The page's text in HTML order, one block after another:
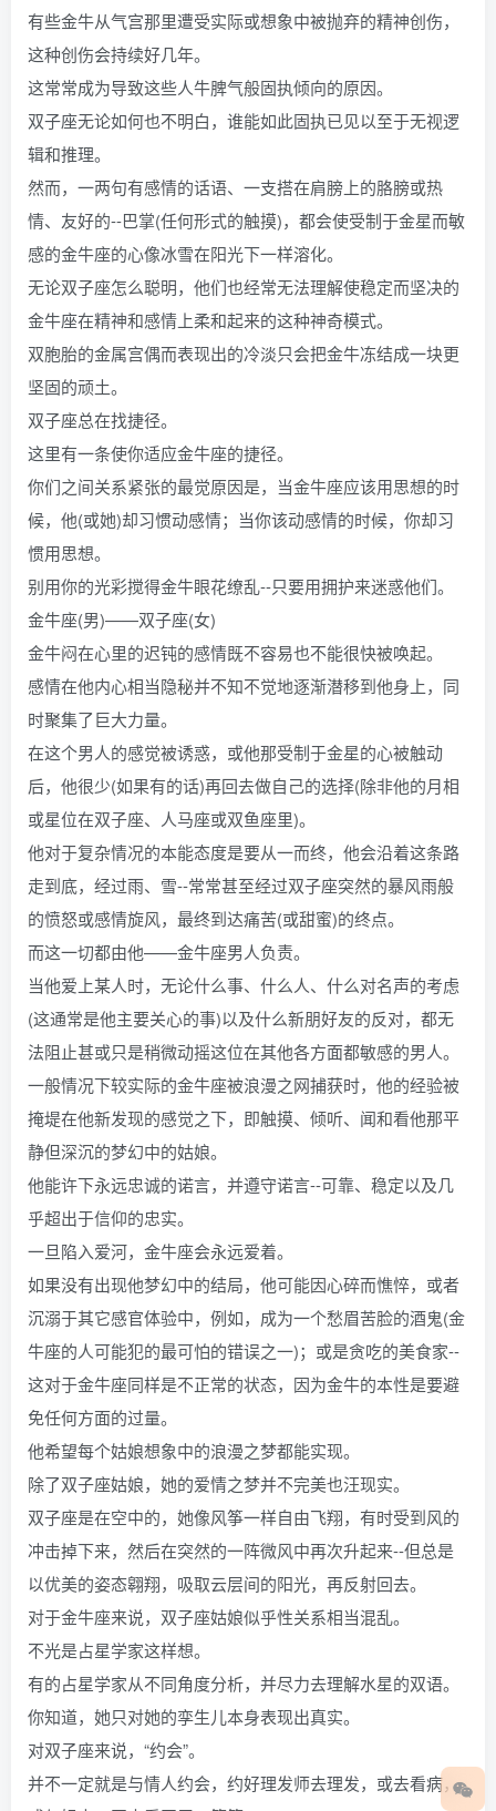
有些金牛从气宫那里遭受实际或想象中被抛弃的精神创伤，
这种创伤会持续好几年。
这常常成为导致这些人牛脾气般固执倾向的原因。
双子座无论如何也不明白，谁能如此固执已见以至于无视逻
辑和推理。
然而，一两句有感情的话语、一支搭在肩膀上的胳膀或热
情、友好的--巴掌(任何形式的触摸)，都会使受制于金星而敏
感的金牛座的心像冰雪在阳光下一样溶化。
无论双子座怎么聪明，他们也经常无法理解使稳定而坚决的
金牛座在精神和感情上柔和起来的这种神奇模式。
双胞胎的金属宫偶而表现出的冷淡只会把金牛冻结成一块更
坚固的顽土。
双子座总在找捷径。
这里有一条使你适应金牛座的捷径。
你们之间关系紧张的最觉原因是，当金牛座应该用思想的时
候，他(或她)却习惯动感情；当你该动感情的时候，你却习
惯用思想。
别用你的光彩搅得金牛眼花缭乱--只要用拥护来迷惑他们。
金牛座(男)——双子座(女)
金牛闷在心里的迟钝的感情既不容易也不能很快被唤起。
感情在他内心相当隐秘并不知不觉地逐渐潜移到他身上，同
时聚集了巨大力量。
在这个男人的感觉被诱惑，或他那受制于金星的心被触动
后，他很少(如果有的话)再回去做自己的选择(除非他的月相
或星位在双子座、人马座或双鱼座里)。
他对于复杂情况的本能态度是要从一而终，他会沿着这条路
走到底，经过雨、雪--常常甚至经过双子座突然的暴风雨般
的愤怒或感情旋风，最终到达痛苦(或甜蜜)的终点。
而这一切都由他——金牛座男人负责。
当他爱上某人时，无论什么事、什么人、什么对名声的考虑
(这通常是他主要关心的事)以及什么新朋好友的反对，都无
法阻止甚或只是稍微动摇这位在其他各方面都敏感的男人。
一般情况下较实际的金牛座被浪漫之网捕获时，他的经验被
掩堤在他新发现的感觉之下，即触摸、倾听、闻和看他那平
静但深沉的梦幻中的姑娘。
他能许下永远忠诚的诺言，并遵守诺言--可靠、稳定以及几
乎超出于信仰的忠实。
一旦陷入爱河，金牛座会永远爱着。
如果没有出现他梦幻中的结局，他可能因心碎而憔悴，或者
沉溺于其它感官体验中，例如，成为一个愁眉苦脸的酒鬼(金
牛座的人可能犯的最可怕的错误之一)；或是贪吃的美食家--
这对于金牛座同样是不正常的状态，因为金牛的本性是要避
免任何方面的过量。
他希望每个姑娘想象中的浪漫之梦都能实现。
除了双子座姑娘，她的爱情之梦并不完美也汪现实。
双子座是在空中的，她像风筝一样自由飞翔，有时受到风的
冲击掉下来，然后在突然的一阵微风中再次升起来--但总是
以优美的姿态翱翔，吸取云层间的阳光，再反射回去。
对于金牛座来说，双子座姑娘似乎性关系相当混乱。
不光是占星学家这样想。
有的占星学家从不同角度分析，并尽力去理解水星的双语。
你知道，她只对她的孪生儿本身表现出真实。
对双子座来说，“约会”。
并不一定就是与情人约会，约好理发师去理发，或去看病，